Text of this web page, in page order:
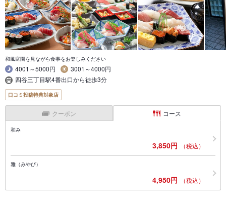
和風庭園を見ながら食事をお楽しみください
4001～5000円
3001～4000円
四谷三丁目駅4番出口から徒歩3分
口コミ投稿特典対象店
クーポン コース
和み
3,850円 （税込）
雅（みやび）
4,950円 （税込）